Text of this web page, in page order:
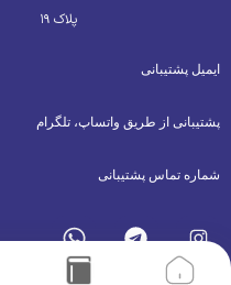
پلاک ۱۹
پشتیبانی
از طریق واتساپ، تلگرام
تماس پشتیبانی